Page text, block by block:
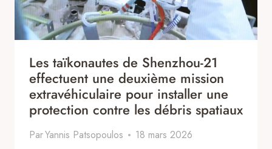
Les taïkonautes de Shenzhou-21
effectuent une deuxième mission
extravéhiculaire pour installer une
protection contre les débris spatiaux
ParYannis Patsopoulos 18 mars 2026